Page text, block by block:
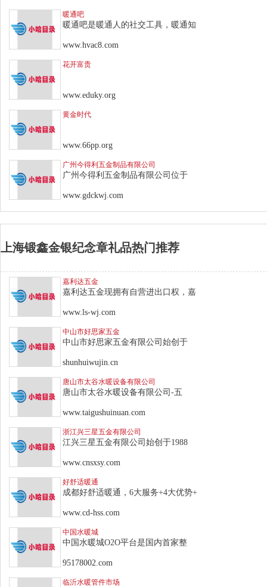
暖通吧
暖通吧是暖通人的社交工具，暖通知
www.hvac8.com
花开富贵
www.eduky.org
黄金时代
www.66pp.org
广州今得利五金制品有限公司
广州今得利五金制品有限公司位于
www.gdckwj.com
上海锻鑫金银纪念章礼品热门推荐
嘉利达五金
嘉利达五金现拥有自营进出口权，嘉
www.ls-wj.com
中山市好思家五金
中山市好思家五金有限公司始创于
shunhuiwujin.cn
唐山市太谷水暖设备有限公司
唐山市太谷水暖设备有限公司-五
www.taigushuinuan.com
浙江兴三星五金有限公司
江兴三星五金有限公司始创于1988
www.cnsxsy.com
好舒适暖通
成都好舒适暖通，6大服务+4大优势+
www.cd-hss.com
中国水暖城
中国水暖城O2O平台是国内首家整
95178002.com
临沂水暖管件市场